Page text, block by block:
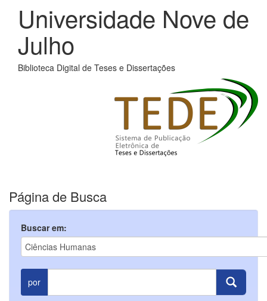
Universidade Nove de
Julho
Biblioteca Digital de Teses e Dissertações
Página de Busca
Buscar em:
por